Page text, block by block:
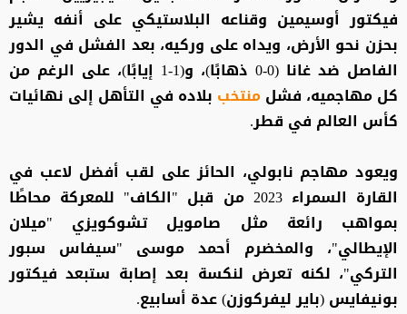
فيكتور أوسيمين وقناعه البلاستيكي على أنفه يشير
بحزن نحو الأرض، ويداه على وركيه، بعد الفشل في الدور
الفاصل ضد غانا (0-0 ذهابًا)، و(1-1 إيابًا)، على الرغم من
كل مهاجميه، فشلمنتخب بلاده في التأهل إلى نهائيات
كأس العالم في قطر.
ويعود مهاجم نابولي، الحائز على لقب أفضل لاعب في
القارة السمراء 2023 من قبل "الكاف" للمعركة محاطًا
بمواهب رائعة مثل صامويل تشوكويزي "ميلان
الإيطالي"، والمخضرم أحمد موسى "سيفاس سبور
التركي"، لكنه تعرض لنكسة بعد إصابة ستبعد فيكتور
بونيفايس (باير ليفركوزن) عدة أسابيع.